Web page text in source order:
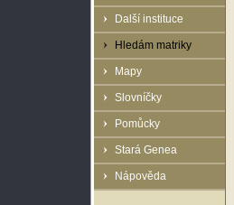
Další instituce
Hledám matriky
Mapy
Slovníčky
Pomůcky
Stará Genea
Nápověda